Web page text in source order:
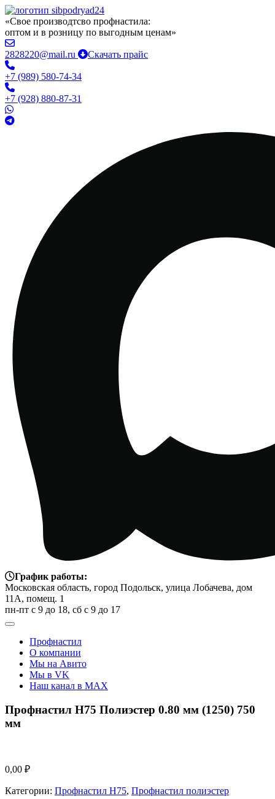
«Свое производтсво профнастила:
оптом и в розницу по выгодным ценам»
2828220@mail.ru Скачать прайс
+7 (989) 580-74-34
+7 (928) 880-87-31
График работы:
Московская область, город Подольск, улица Лобачева, дом
11А, помещ. 1
пн-пт с 9 до 18, сб с 9 до 17
Профнастил
О компании
Мы на Авито
Мы в VK
Наш канал в MAX
Профнастил Н75 Полиэстер 0.80 мм (1250) 750
мм
0,00 ₽
Категории: Профнастил Н75, Профнастил полиэстер